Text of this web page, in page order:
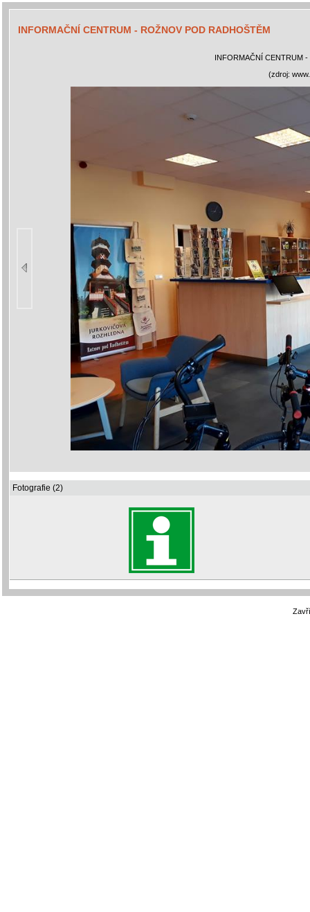
INFORMAČNÍ CENTRUM - ROŽNOV POD RADHOŠTĚM
INFORMAČNÍ CENTRUM
(zdroj:
Fotografie (2)